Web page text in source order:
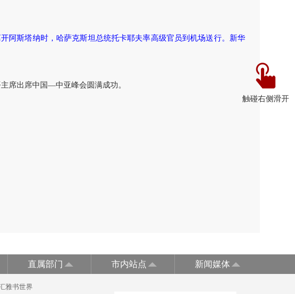
触碰右侧滑开
阿斯塔纳时，哈萨克斯坦总统托卡耶夫率高级官员到机场送行。新华
席出席中国—中亚峰会圆满成功。
直属部门 市内站点 新闻媒体
雅书世界